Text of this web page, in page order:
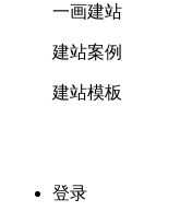
一画建站
建站案例
建站模板
登录